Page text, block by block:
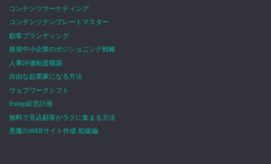
コンテンツマーケティング
コンテンツテンプレートマスター
顧客ブランディング
後発中小企業のポジショニング戦略
人事評価制度構築
自由な起業家になる方法
ウェブワークシフト
9step経営計画
無料で見込顧客がラクに集まる方法
悪魔のWEBサイト作成 初級編